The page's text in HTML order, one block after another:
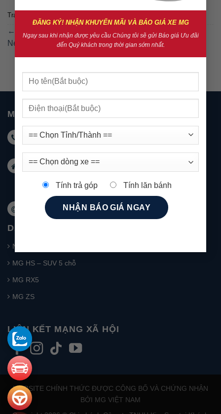
ĐĂNG KÝ! NHẬN KHUYẾN MÃI VÀ BÁO GIÁ XE MG
Ngay sau khi nhận được yêu cầu Chúng tôi sẽ gửi Báo giá Ưu đãi
đến Quý khách trong thời gian sớm nhất.
Tính trả góp Tính lăn bánh
Trackbacks are closed, but you can
←
Next
MG NHA TRANG
Hotline KD: 0931 999 588 - Hotline DV: 0931 999
Email:marketingnhatrang@mgkimson.com
Khánh Hoà
Website: mg-nhatrang.com
DANH MỤC SẢN PHẨM
New MG5
MG HS – SUV 5 chỗ
MG RX5
MG ZS
LIÊN KẾT MẠNG XÃ HỘI
WEBSITE CHÍNH THỨC ĐƯỢC CÔNG BỐ VÀ CHỨNG NHẬN
BỞI MG VIỆT NAM